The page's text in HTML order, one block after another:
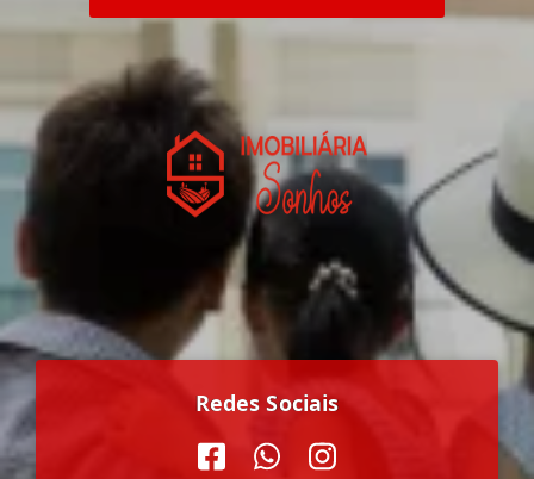
Redes Sociais